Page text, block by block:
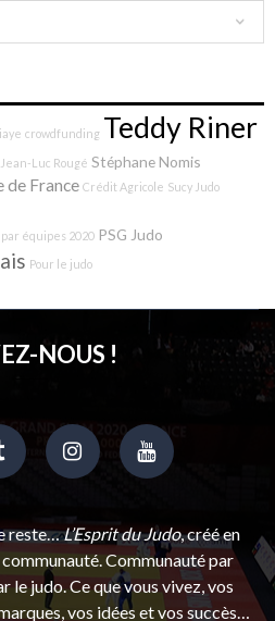
crowdfunding Teddy Riner
Jean-Luc Rougé Stéphane Nomis
de France Crédit Agricole Sucy Judo
équipes 2020 PSG Judo
Pour le judo
NOUS !
reste…L’Esprit du Judo, créé en
communauté. Communauté par
le judo. Ce que vous vivez, vos
vos idées et vos succès…